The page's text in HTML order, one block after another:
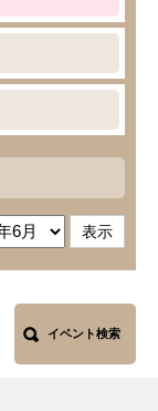
イベント検索